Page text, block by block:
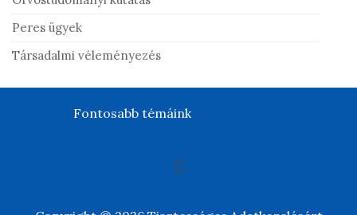
Peres ügyek
Társadalmi véleményezés
Fontosabb témáink